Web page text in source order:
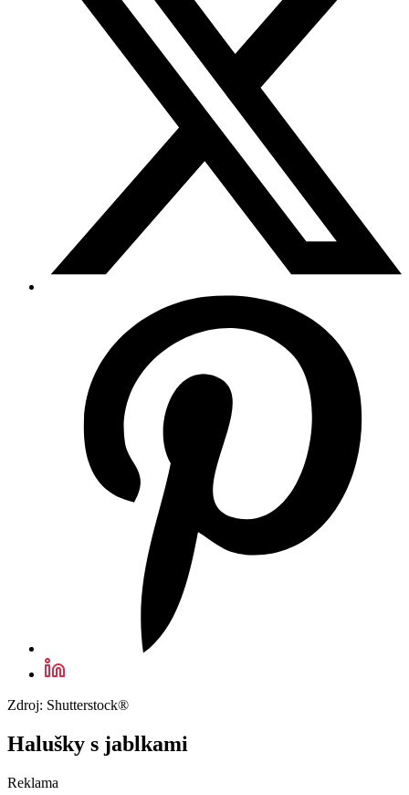
Zdroj: Shutterstock®
Halušky s jablkami
Reklama